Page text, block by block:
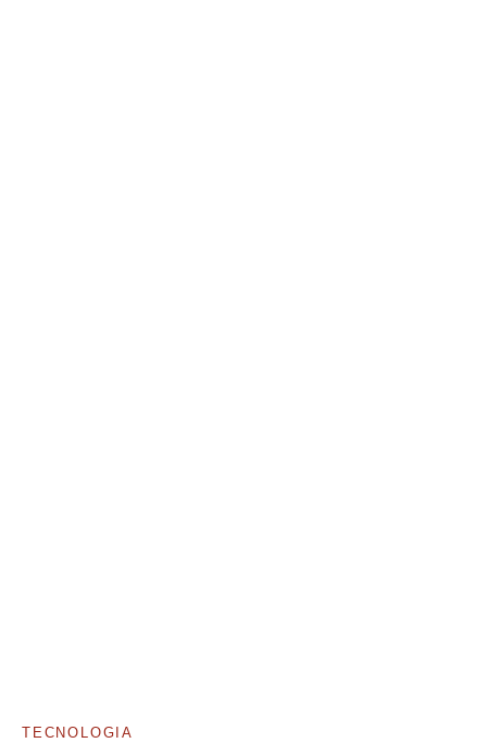
TECNOLOGIA